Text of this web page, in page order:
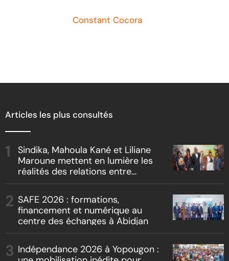
Constant Cocora
Articles les plus consultés
Sindika, Mahoula Kané et Liliane
Maroune mettent en lumière les
réalités des relations entre
« Boss vs Boss »
SAFE 2026 : formations,
financement et numérique au
centre des échanges à Abidjan
Indépendance 2026 à Yopougon :